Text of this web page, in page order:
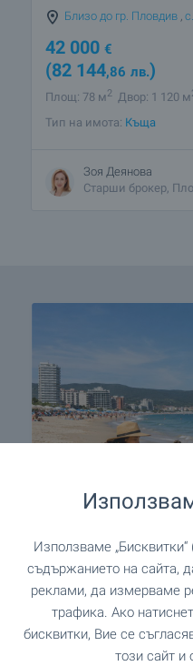
Близо до гр. Пловдив ,
42 000 €
(82 144,86 лв.)
Площ: 78 м2 Двор: 1 120 м
Тип на имота: Къща
Зоя Деянова
Старши брокер,
☀️ Собствен
за лятото!
Наслаждавайте се
преживявания в
любимия ви
Използваме
съдържанието на сайта,
реклами, да измерваме
трафика. Ако
бисквитки, Вие се
този сайт и